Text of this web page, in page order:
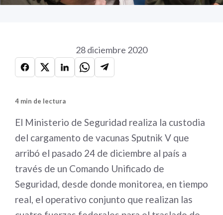
28 diciembre 2020
4 min de lectura
El Ministerio de Seguridad realiza la custodia
del cargamento de vacunas Sputnik V que
arribó el pasado 24 de diciembre al país a
través de un Comando Unificado de
Seguridad, desde donde monitorea, en tiempo
real, el operativo conjunto que realizan las